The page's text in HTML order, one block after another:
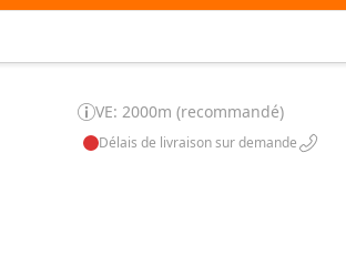
VE: 2000m (recommandé)
Délais de livraison sur demande